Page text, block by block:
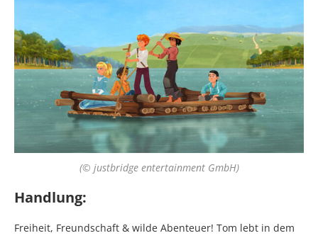
(© justbridge entertainment GmbH)
Handlung:
Freiheit, Freundschaft & wilde Abenteuer! Tom lebt in dem